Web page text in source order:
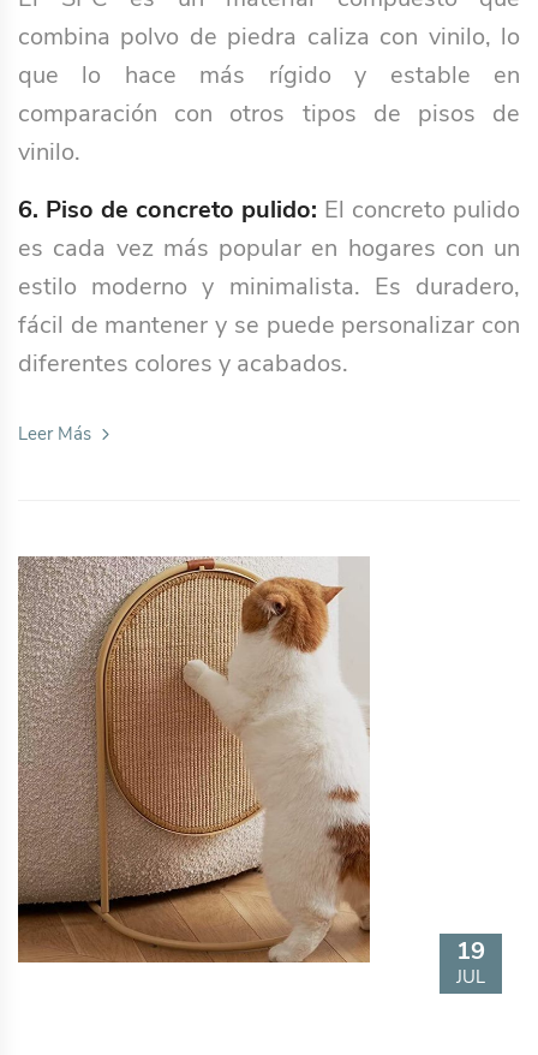
combina polvo de piedra caliza con vinilo, lo
que lo hace más rígido y estable en
comparación con otros tipos de pisos de
vinilo.
6. Piso de concreto pulido: El concreto pulido
es cada vez más popular en hogares con un
estilo moderno y minimalista. Es duradero,
fácil de mantener y se puede personalizar con
diferentes colores y acabados.
Leer Más
19
JUL